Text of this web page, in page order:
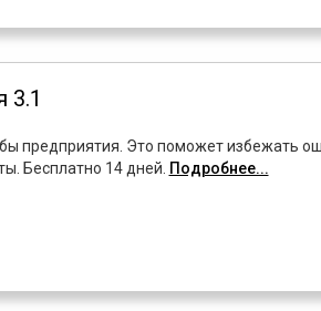
3.1
предприятия. Это поможет избежать
Бесплатно 14 дней. Подробнее...